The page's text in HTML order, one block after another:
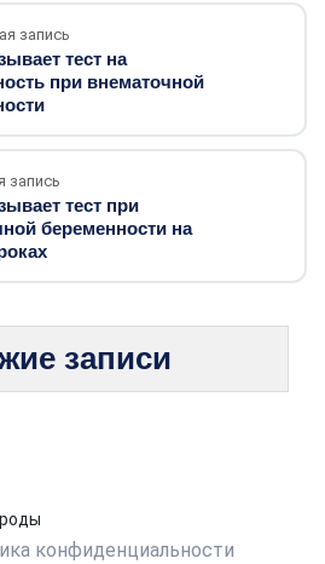
запись
тест на
при внематочной
запись
тест при
беременности на
записи
конфиденциальности